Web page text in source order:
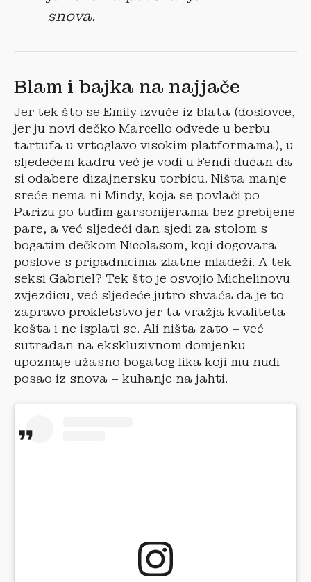
snova.
Blam i bajka na najjače
Jer tek što se Emily izvuče iz blata (doslovce,
jer ju novi dečko Marcello odvede u berbu
tartufa u vrtoglavo visokim platformama), u
sljedećem kadru već je vodi u Fendi dućan da
si odabere dizajnersku torbicu. Ništa manje
sreće nema ni Mindy, koja se povlači po
Parizu po tuđim garsonijerama bez prebijene
pare, a već sljedeći dan sjedi za stolom s
bogatim dečkom Nicolasom, koji dogovara
poslove s pripadnicima zlatne mladeži. A tek
seksi Gabriel? Tek što je osvojio Michelinovu
zvjezdicu, već sljedeće jutro shvaća da je to
zapravo prokletstvo jer ta vražja kvaliteta
košta i ne isplati se. Ali ništa zato – već
sutradan na ekskluzivnom domjenku
upoznaje užasno bogatog lika koji mu nudi
posao iz snova – kuhanje na jahti.